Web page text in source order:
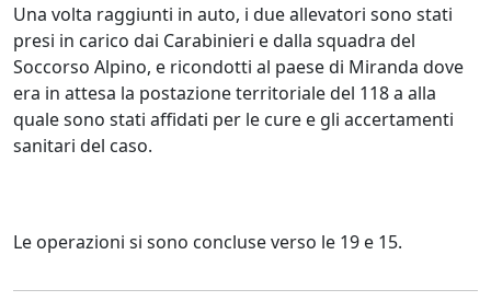
Una volta raggiunti in auto, i due allevatori sono stati
presi in carico dai Carabinieri e dalla squadra del
Soccorso Alpino, e ricondotti al paese di Miranda dove
era in attesa la postazione territoriale del 118 a alla
quale sono stati affidati per le cure e gli accertamenti
sanitari del caso.
Le operazioni si sono concluse verso le 19 e 15.